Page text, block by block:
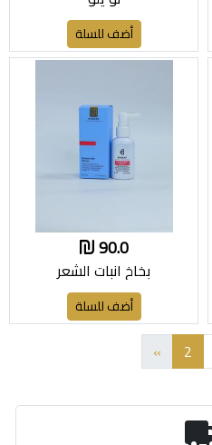
أضف للسلة
90.0
بخاخ انبات الشعر
أضف للسلة
2
»